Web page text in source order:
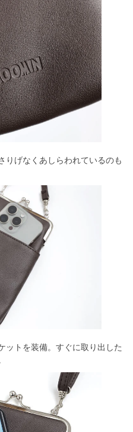
りげなくあしらわれているのも
ットを装備。すぐに取り出した